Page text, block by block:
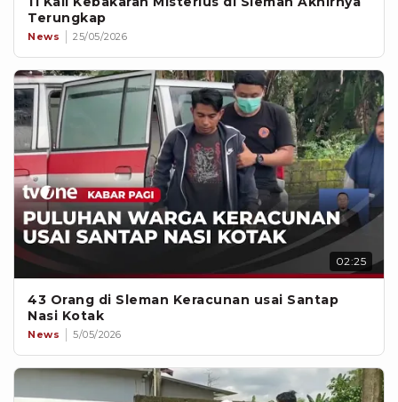
Terungkap
News 25/05/2026
02:25
43 Orang di Sleman Keracunan usai Santap
Nasi Kotak
News 5/05/2026